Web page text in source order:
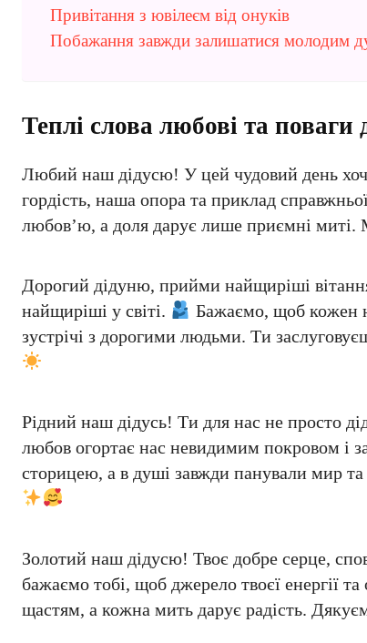
Привітання з ювілеєм від онуків
Побажання завжди залишатися молодим
Теплі слова любові та поваги
Любий наш дідусю! У цей чудовий день
гордість, наша опора та приклад
любов’ю, а доля дарує лише приємні миті.
Дорогий дідуню, прийми найщиріші
найщиріші у світі.
Бажаємо, щоб кожен
зустрічі з дорогими людьми. Ти
Рідний наш дідусь! Ти для нас не просто
любов огортає нас невидимим покровом і
сторицею, а в душі завжди панували мир
Золотий наш дідусю! Твоє добре серце,
бажаємо тобі, щоб джерело твоєї енергії
щастям, а кожна мить дарує радість.